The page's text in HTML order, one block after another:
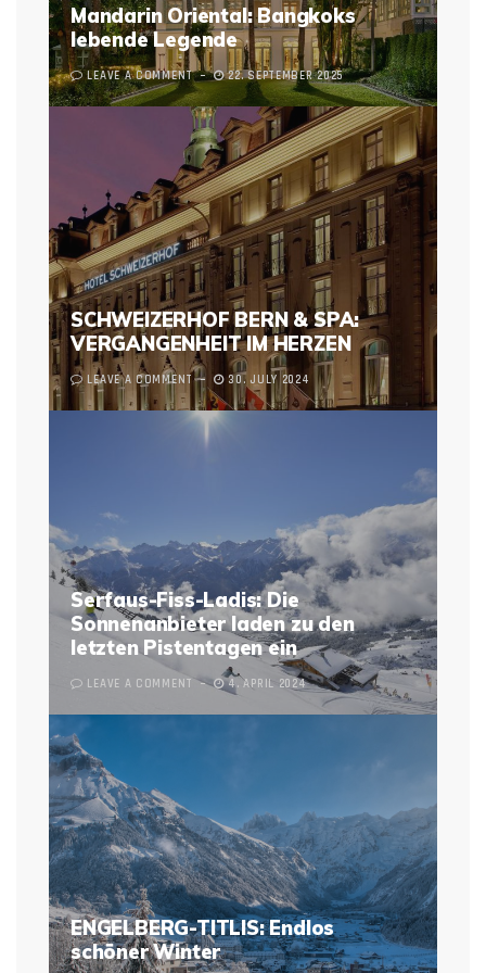
Mandarin Oriental: Bangkoks
lebende Legende
LEAVE A COMMENT 22. SEPTEMBER 2025
SCHWEIZERHOF BERN & SPA:
VERGANGENHEIT IM HERZEN
LEAVE A COMMENT 30. JULY 2024
Serfaus-Fiss-Ladis: Die
Sonnenanbieter laden zu den
letzten Pistentagen ein
LEAVE A COMMENT 4. APRIL 2024
ENGELBERG-TITLIS: Endlos
schöner Winter